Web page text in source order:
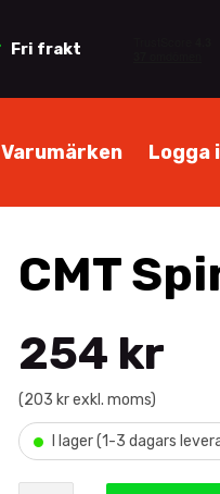
Fri frakt
Varumärken Logga
CMT
254 kr
(203 kr exkl. moms)
• I lager (1-3 dagars